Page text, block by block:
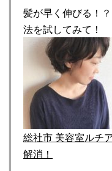
髪が早く伸びる！
法を試してみて
総社市 美容室ルチ
解消！